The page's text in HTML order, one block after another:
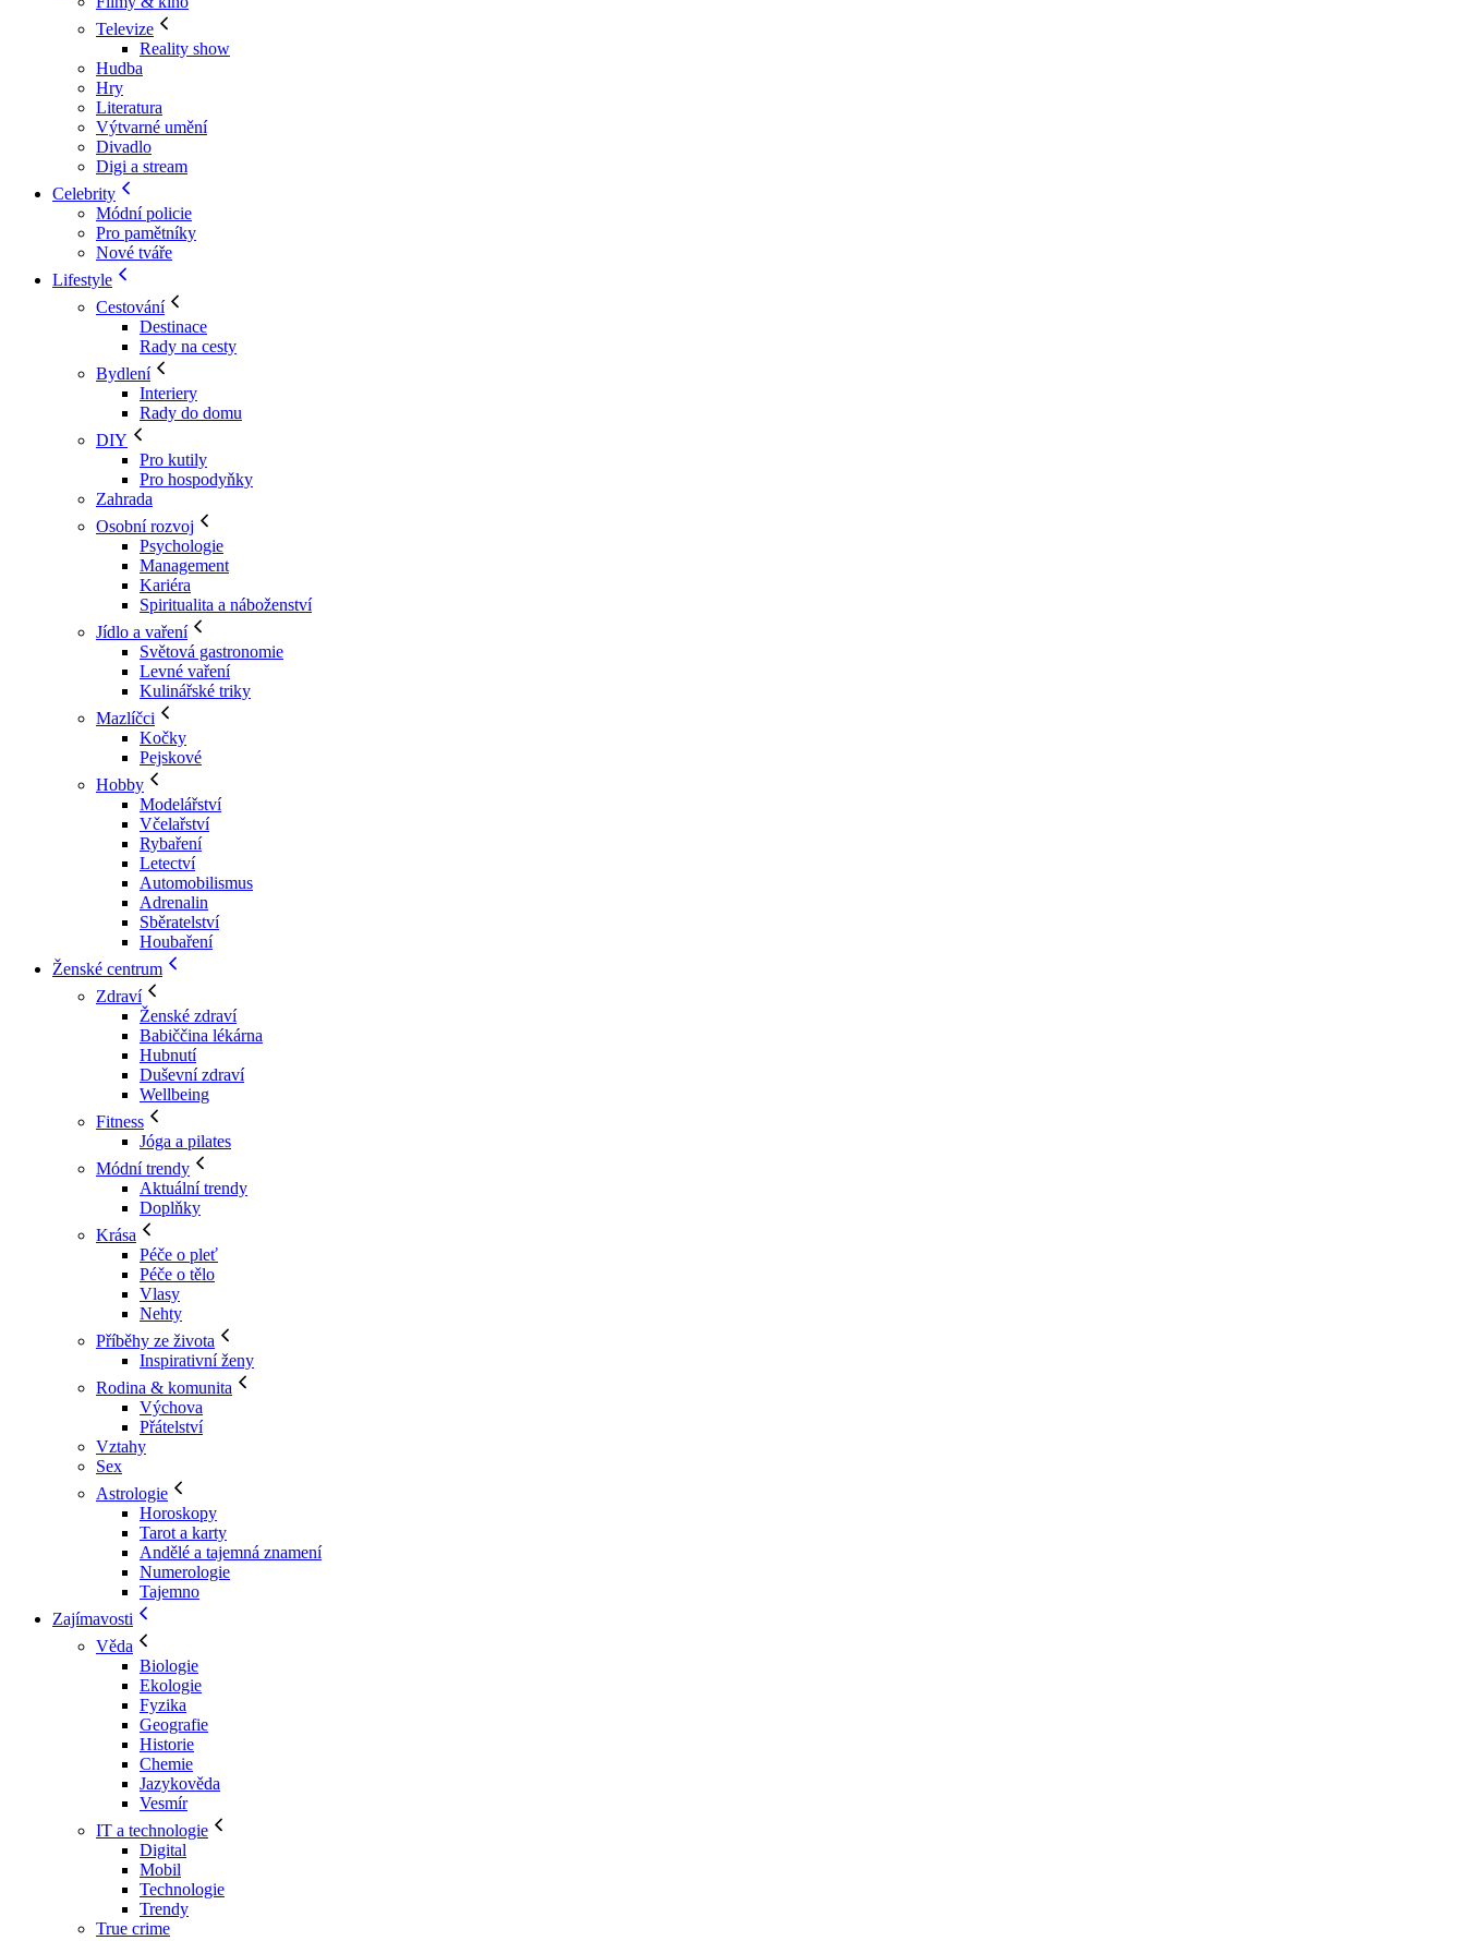
Televize
Reality show
Hudba
Hry
Literatura
Výtvarné umění
Divadlo
Digi a stream
Celebrity
Módní policie
Pro pamětníky
Nové tváře
Lifestyle
Cestování
Destinace
Rady na cesty
Bydlení
Interiery
Rady do domu
DIY
Pro kutily
Pro hospodyňky
Zahrada
Osobní rozvoj
Psychologie
Management
Kariéra
Spiritualita a náboženství
Jídlo a vaření
Světová gastronomie
Levné vaření
Kulinářské triky
Mazlíčci
Kočky
Pejskové
Hobby
Modelářství
Včelařství
Rybaření
Letectví
Automobilismus
Adrenalin
Sběratelství
Houbaření
Ženské centrum
Zdraví
Ženské zdraví
Babiččina lékárna
Hubnutí
Duševní zdraví
Wellbeing
Fitness
Jóga a pilates
Módní trendy
Aktuální trendy
Doplňky
Krása
Péče o pleť
Péče o tělo
Vlasy
Nehty
Příběhy ze života
Inspirativní ženy
Rodina & komunita
Výchova
Přátelství
Vztahy
Sex
Astrologie
Horoskopy
Tarot a karty
Andělé a tajemná znamení
Numerologie
Tajemno
Zajímavosti
Věda
Biologie
Ekologie
Fyzika
Geografie
Historie
Chemie
Jazykověda
Vesmír
IT a technologie
Digital
Mobil
Technologie
Trendy
True crime